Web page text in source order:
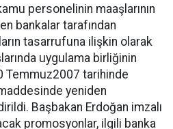
personelinin maaşlarının
bankalar tarafından
tasarrufuna ilişkin olarak
uygulama birliğinin
Temmuz2007 tarihinde
yeniden
Başbakan Erdoğan imzalı
promosyonlar, ilgili banka